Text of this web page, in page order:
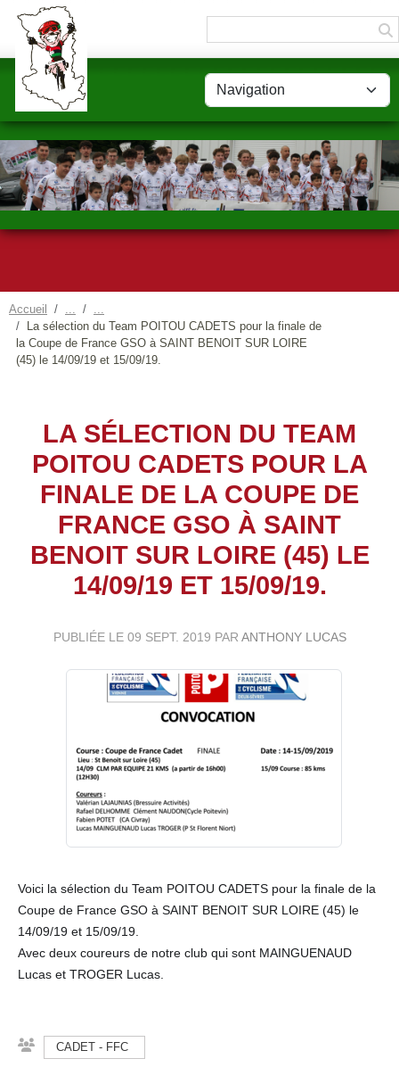
Accueil
La sélection du Team POITOU CADETS pour la finale de
la Coupe de France GSO à SAINT BENOIT SUR LOIRE
(45) le 14/09/19 et 15/09/19.
LA SÉLECTION DU TEAM
POITOU CADETS POUR LA
FINALE DE LA COUPE DE
FRANCE GSO À SAINT
BENOIT SUR LOIRE (45) LE
14/09/19 ET 15/09/19.
PUBLIÉE LE 09 SEPT. 2019 PAR ANTHONY LUCAS
Voici la sélection du Team POITOU CADETS pour la finale de la
Coupe de France GSO à SAINT BENOIT SUR LOIRE (45) le
14/09/19 et 15/09/19.
Avec deux coureurs de notre club qui sont MAINGUENAUD
Lucas et TROGER Lucas.
CADET - FFC
Panneau de gestion des cookies